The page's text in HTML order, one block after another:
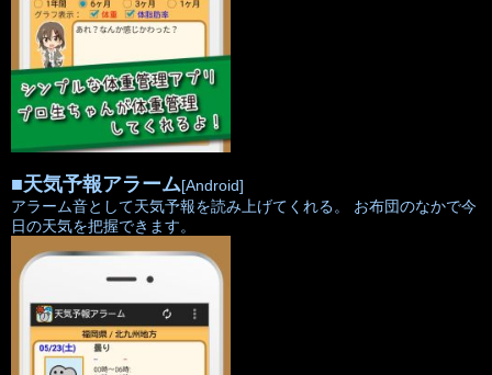
■天気予報アラーム[Android]
アラーム音として天気予報を読み上げてくれる。 お布団のなかで今
日の天気を把握できます。